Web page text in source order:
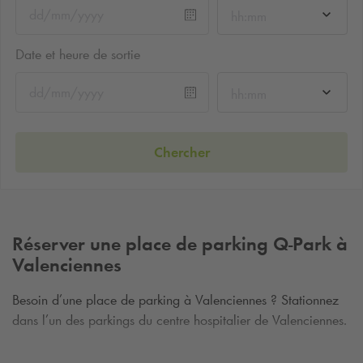
Date et heure de sortie
Chercher
Réserver une place de parking Q-Park à
Valenciennes
Besoin d’une place de parking à Valenciennes ? Stationnez
dans l’un des parkings du centre hospitalier de Valenciennes.